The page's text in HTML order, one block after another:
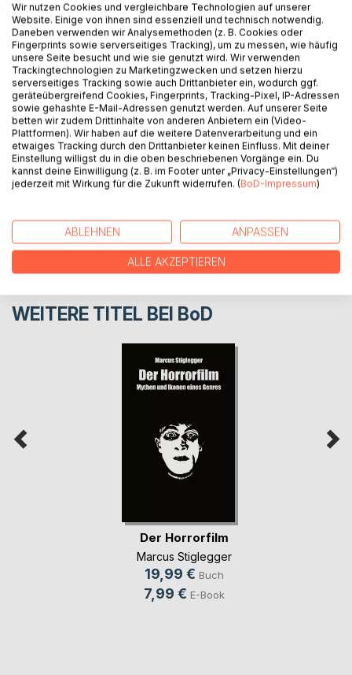
Sechs Wochen ist es nun schon her, das Ben Müller einen
Autounfall hatte. Eher missmutig kommt er der Empfehlung
seines Arztes nach und besucht die Seelenklempnerin
Doktor Keller, die ihm endlich helfen soll, wieder der Alte zu
werden.
AUTOR/IN
PRESSESTIMMEN
WEITERE TITEL BEI BoD
Der Horrorfilm
Marcus Stiglegger
19,99 € Buch
7,99 € E-Book
Wir nutzen Cookies und vergleichbare Technologien auf unserer
Website. Einige von ihnen sind essenziell und technisch notwendig.
Daneben verwenden wir Analysemethoden (z. B. Cookies oder
Fingerprints sowie serverseitiges Tracking), um zu messen, wie häufig
unsere Seite besucht und wie sie genutzt wird. Wir verwenden
Trackingtechnologien zu Marketingzwecken und setzen hierzu
serverseitiges Tracking sowie auch Drittanbieter ein, wodurch ggf.
geräteübergreifend Cookies, Fingerprints, Tracking-Pixel, IP-Adressen
sowie gehashte E-Mail-Adressen genutzt werden. Auf unserer Seite
betten wir zudem Drittinhalte von anderen Anbietern ein (Video-
Plattformen). Wir haben auf die weitere Datenverarbeitung und ein
etwaiges Tracking durch den Drittanbieter keinen Einfluss. Mit deiner
Einstellung willigst du in die oben beschriebenen Vorgänge ein. Du
kannst deine Einwilligung (z. B. im Footer unter „Privacy-Einstellungen“)
jederzeit mit Wirkung für die Zukunft widerrufen. (BoD-Impressum)
ABLEHNEN ANPASSEN
ALLE AKZEPTIEREN